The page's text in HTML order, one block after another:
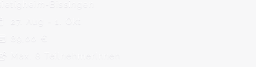
Bietigheim-Bissingen
27. Aug - 1. Okt
89,00 €
Max. 8 TeilnehmerInnen